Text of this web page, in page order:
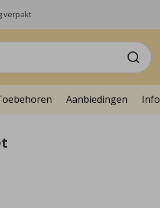
verpakt
Aanbiedingen Info